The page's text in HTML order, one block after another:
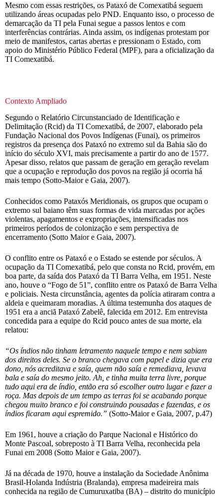
Mesmo com essas restrições, os Pataxó de Comexatibá seguem
utilizando áreas ocupadas pelo PND. Enquanto isso, o processo de
demarcação da TI pela Funai segue a passos lentos e com
interferências contrárias. Ainda assim, os indígenas protestam por
meio de manifestos, cartas abertas e pressionam o Estado, com
apoio do Ministério Público Federal (MPF), para a oficialização da
TI Comexatibá.
Contexto Ampliado
Segundo o Relatório Circunstanciado de Identificação e
Delimitação (Rcid) da TI Comexatibá, de 2007, elaborado pela
Fundação Nacional dos Povos Indígenas (Funai), os primeiros
registros da presença dos Pataxó no extremo sul da Bahia são do
início do século XVI, mais precisamente a partir do ano de 1577.
Apesar disso, relatos que passam de geração em geração revelam
que a ocupação e reprodução dos povos na região já ocorria há
mais tempo (Sotto-Maior e Gaia, 2007).
Conhecidos como Pataxós Meridionais, os grupos que ocupam o
extremo sul baiano têm suas formas de vida marcadas por ações
violentas, apagamentos e expropriações, intensificadas nos
primeiros períodos de colonização e sem perspectiva de
encerramento (Sotto Maior e Gaia, 2007).
O conflito entre os Pataxó e o Estado se estende por séculos. A
ocupação da TI Comexatibá, pelo que consta no Rcid, provém, em
boa parte, da saída dos Pataxó da TI Barra Velha, em 1951. Neste
ano, houve o “Fogo de 51”, conflito entre os Pataxó de Barra Velha
e policiais. Nesta circunstância, agentes da polícia atiraram contra a
aldeia e queimaram moradias. A última testemunha dos ataques de
1951 era a anciã Pataxó Zabelê, falecida em 2012. Em entrevista
concedida para a equipe do Rcid pouco antes de sua morte, ela
relatou:
“Os índios não tinham letramento naquele tempo e nem sabiam
dos direitos deles. Se o branco chegava com papel e dizia que era
dono, nós acreditava e saía, quem não saía e remediava, levava
bala e saía do mesmo jeito. Ah, e tinha muita terra livre, porque
tudo aqui era de índio, então era só escolher outro lugar e fazer a
roça. Mas depois de um tempo as terras foi se acabando porque
chegou muito branco e foi construindo pousadas e fazendas, e os
índios ficaram aqui espremido.” (Sotto-Maior e Gaia, 2007, p.47)
Em 1961, houve a criação do Parque Nacional e Histórico do
Monte Pascoal, sobreposto à TI Barra Velha, reconhecida pela
Funai em 2008 (Sotto Maior e Gaia, 2007).
Já na década de 1970, houve a instalação da Sociedade Anônima
Brasil-Holanda Indústria (Bralanda), empresa madeireira mais
conhecida na região de Cumuruxatiba (BA) – distrito do município